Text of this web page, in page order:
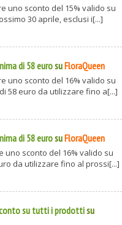
uno sconto del 15% valido su
30 aprile, esclusi i[...]
di 58 eurosuFloraQueen
uno sconto del 16% valido su
58 euro da utilizzare fino a[...]
di 58 eurosuFloraQueen
sconto del 16% valido su
da utilizzare fino al prossi[...]
su tutti i prodottisu